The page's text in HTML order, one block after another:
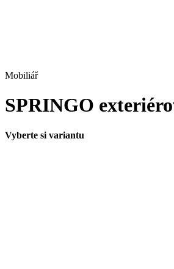
Mobiliář
SPRINGO
Vyberte si variantu